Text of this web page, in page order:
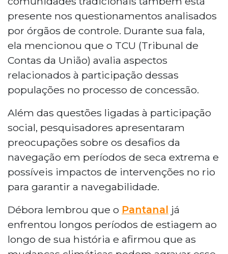
presente nos questionamentos analisados
por órgãos de controle. Durante sua fala,
ela mencionou que o TCU (Tribunal de
Contas da União) avalia aspectos
relacionados à participação dessas
populações no processo de concessão.
Além das questões ligadas à participação
social, pesquisadores apresentaram
preocupações sobre os desafios da
navegação em períodos de seca extrema e
possíveis impactos de intervenções no rio
para garantir a navegabilidade.
Débora lembrou que o Pantanal já
enfrentou longos períodos de estiagem ao
longo de sua história e afirmou que as